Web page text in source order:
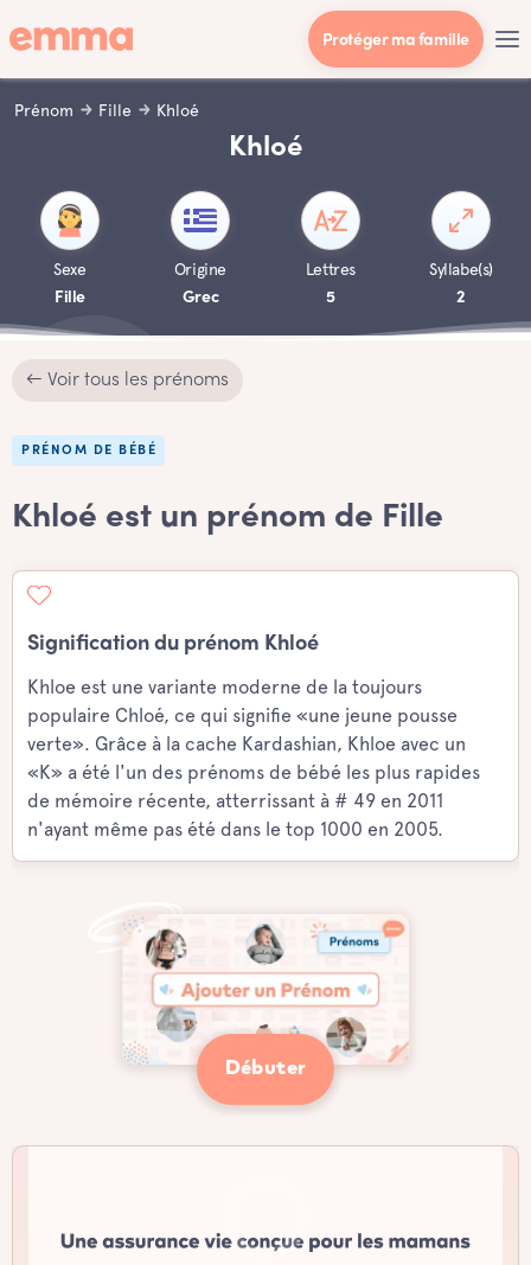
Protéger ma famille
Prénom Fille Khloé
Khloé
Sexe
Fille
Origine
Grec
Lettres
5
Syllabe(s)
2
← Voir tous les prénoms
PRÉNOM DE BÉBÉ
Khloé est un prénom de Fille
Signification du prénom Khloé
Khloe est une variante moderne de la toujours
populaire Chloé, ce qui signifie «une jeune pousse
verte». Grâce à la cache Kardashian, Khloe avec un
«K» a été l'un des prénoms de bébé les plus rapides
de mémoire récente, atterrissant à # 49 en 2011
n'ayant même pas été dans le top 1000 en 2005.
Débuter